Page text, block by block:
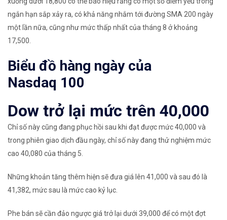
ngắn hạn sắp xảy ra, có khả năng nhắm tới đường SMA 200 ngày
một lần nữa, cũng như mức thấp nhất của tháng 8 ở khoảng
17,500.
Biểu đồ hàng ngày của
Nasdaq 100
Dow trở lại mức trên 40,000
Chỉ số này cũng đang phục hồi sau khi đạt được mức 40,000 và
trong phiên giao dịch đầu ngày, chỉ số này đang thử nghiệm mức
cao 40,080 của tháng 5.
​Những khoản tăng thêm hiện sẽ đưa giá lên 41,000 và sau đó là
41,382, mức sau là mức cao kỷ lục.
Phe bán sẽ cần đảo ngược giá trở lại dưới 39,000 để có một đợt